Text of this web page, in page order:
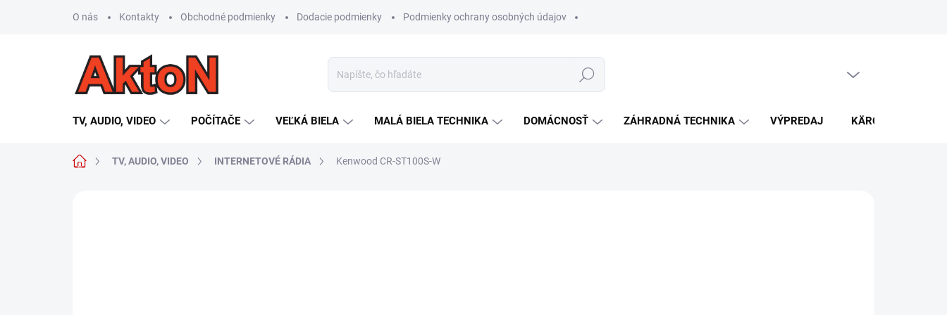
O nás Kontakty Obchodné podmienky Dodacie podmienky Podmienky ochrany osobných údajov
Hľadať
TV, AUDIO, VIDEO POČÍTAČE VEĽKÁ BIELA MALÁ BIELA TECHNIKA DOMÁCNOSŤ ZÁHRADNÁ TECHNIKA VÝPREDAJ KÄRCHER
DomovTV, AUDIO, VIDEO INTERNETOVÉ RÁDIA Kenwood CR-ST100S-W